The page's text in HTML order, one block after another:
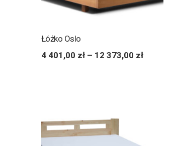
Łóżko Oslo
4 401,00 zł – 12 373,00 zł